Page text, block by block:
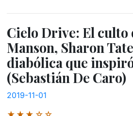
Cielo Drive: El culto
Manson, Sharon
diabólica que
(Sebastián De Caro)
2019-11-01